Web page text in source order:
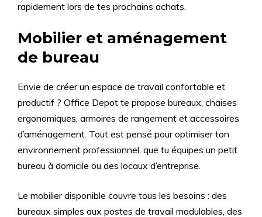
rapidement lors de tes prochains achats.
Mobilier et aménagement
de bureau
Envie de créer un espace de travail confortable et
productif ? Office Depot te propose bureaux, chaises
ergonomiques, armoires de rangement et accessoires
d’aménagement. Tout est pensé pour optimiser ton
environnement professionnel, que tu équipes un petit
bureau à domicile ou des locaux d’entreprise.
Le mobilier disponible couvre tous les besoins : des
bureaux simples aux postes de travail modulables, des